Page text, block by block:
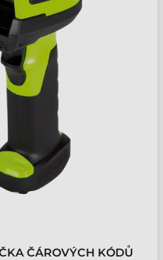
ČÁROVÝCH KÓDŮ